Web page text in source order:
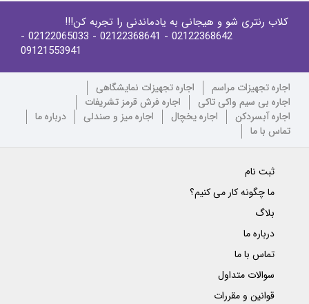
کلاب رنتری شو و هیجانی به یادماندنی را تجربه کن!!!
02122368642
- 02122368641
- 02122065033
-
09121553941
اجاره تجهیزات مراسم
اجاره تجهیزات نمایشگاهی
اجاره بی سیم واکی تاکی
اجاره فرش قرمز تشریفات
اجاره آبسردکن
اجاره یخچال اجاره میز و صندلی
درباره ما
تماس با ما
ثبت نام
ما چگونه کار می کنیم؟
بلاگ
درباره ما
تماس با ما
سوالات متداول
قوانین و مقررات